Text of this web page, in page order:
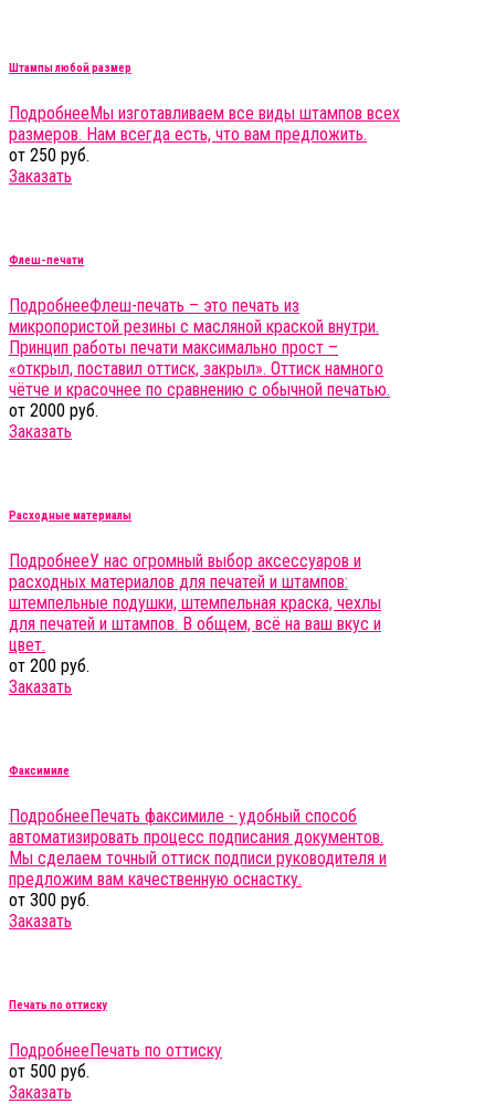
Штампы любой размер
ПодробнееМы изготавливаем все виды штампов всех
размеров. Нам всегда есть, что вам предложить.
от 250 руб.
Заказать
Флеш-печати
ПодробнееФлеш-печать – это печать из
микропористой резины с масляной краской внутри.
Принцип работы печати максимально прост –
«открыл, поставил оттиск, закрыл». Оттиск намного
чётче и красочнее по сравнению с обычной печатью.
от 2000 руб.
Заказать
Расходные материалы
ПодробнееУ нас огромный выбор аксессуаров и
расходных материалов для печатей и штампов:
штемпельные подушки, штемпельная краска, чехлы
для печатей и штампов. В общем, всё на ваш вкус и
цвет.
от 200 руб.
Заказать
Факсимиле
ПодробнееПечать факсимиле - удобный способ
автоматизировать процесс подписания документов.
Мы сделаем точный оттиск подписи руководителя и
предложим вам качественную оснастку.
от 300 руб.
Заказать
Печать по оттиску
ПодробнееПечать по оттиску
от 500 руб.
Заказать